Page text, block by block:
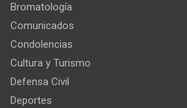
Bromatología
Comunicados
Condolencias
Cultura y Turismo
Defensa Civil
Deportes